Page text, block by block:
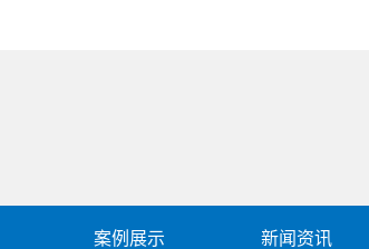
案例展示 新闻资讯